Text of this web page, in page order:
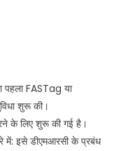
पहला FASTag या
शुरू की।
के लिए शुरू की गई है।
में: इसे डीएमआरसी के प्रबंध